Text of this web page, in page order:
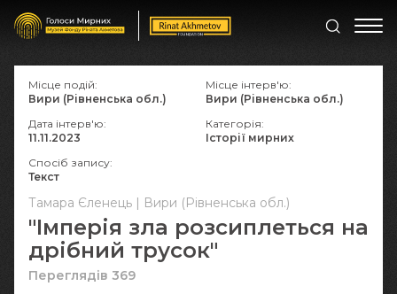
Тамара Єленець | Вири (Рівненська обл.)
"Імперія зла розсиплеться на
дрібний трусок"
Переглядів 369
Місце подій:
Вири (Рівненська обл.)
Місце інтерв'ю:
Вири (Рівненська обл.)
Дата інтерв'ю:
11.11.2023
Категорія:
Історії мирних
Спосіб запису:
Текст